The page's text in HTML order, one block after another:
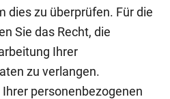
dies zu überprüfen. Für die
Sie das Recht, die
Ihrer
zu verlangen.
personenbezogenen